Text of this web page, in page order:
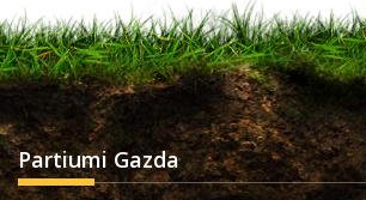
Partiumi Gazda